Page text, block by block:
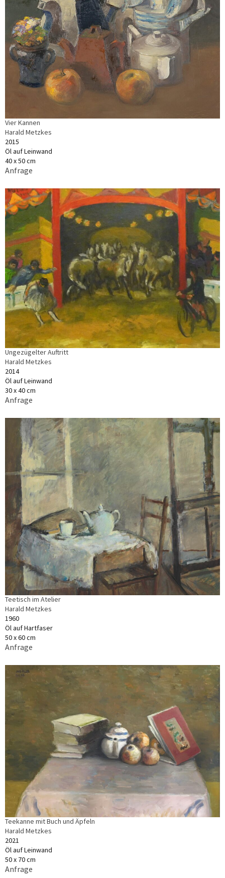
Vier Kannen
Harald Metzkes
2015
Öl auf Leinwand
40 x 50 cm
Anfrage
Ungezügelter Auftritt
Harald Metzkes
2014
Öl auf Leinwand
30 x 40 cm
Anfrage
Teetisch im Atelier
Harald Metzkes
1960
Öl auf Hartfaser
50 x 60 cm
Anfrage
Teekanne mit Buch und Äpfeln
Harald Metzkes
2021
Öl auf Leinwand
50 x 70 cm
Anfrage